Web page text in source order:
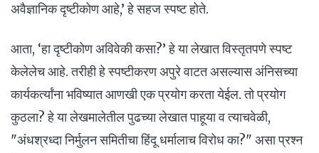
अवैज्ञानिक दृष्टीकोण आहे,’ हे सहज स्पष्ट होते.
आता, ‘हा दृष्टीकोण अविवेकी कसा?’ हे या लेखात विस्तृतपणे स्पष्ट
केलेलेच आहे. तरीही हे स्पष्टीकरण अपुरे वाटत असल्यास अंनिसच्या
कार्यकर्त्यांना भविष्यात आणखी एक प्रयोग करता येईल. तो प्रयोग
कुठला? हे या लेखमालेतील पुढच्या लेखात पाहूया व त्याचवेळी,
"अंधश्रध्दा निर्मुलन समितीचा हिंदू धर्मालाच विरोध का?" असा प्रश्न